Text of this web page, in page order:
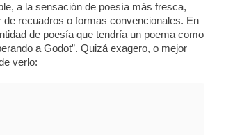
a la sensación de poesía más fresca,
recuadros o formas convencionales. En
de poesía que tendría un poema como
a Godot”. Quizá exagero, o mejor
verlo: